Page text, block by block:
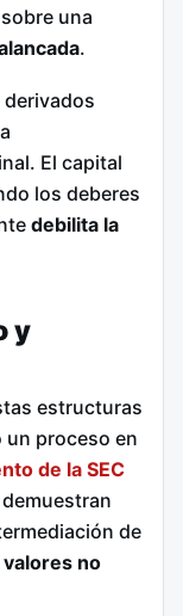
una
.
El capital
los deberes
debilita la
y
estructuras
un proceso en
de la SEC
de
no